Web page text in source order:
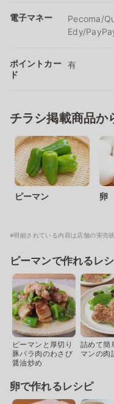
電子マネー
Pecoma/
Edy/
ポイントカー
ド
有
チラシ掲載商品か
ピーマン 卵
※明細されている内容は店舗の実売
ピーマンで作れるレ
ピーマンと厚切り
豚バラ肉のわさび
醤油炒め
詰めて簡
マンの肉
卵で作れるレシピ